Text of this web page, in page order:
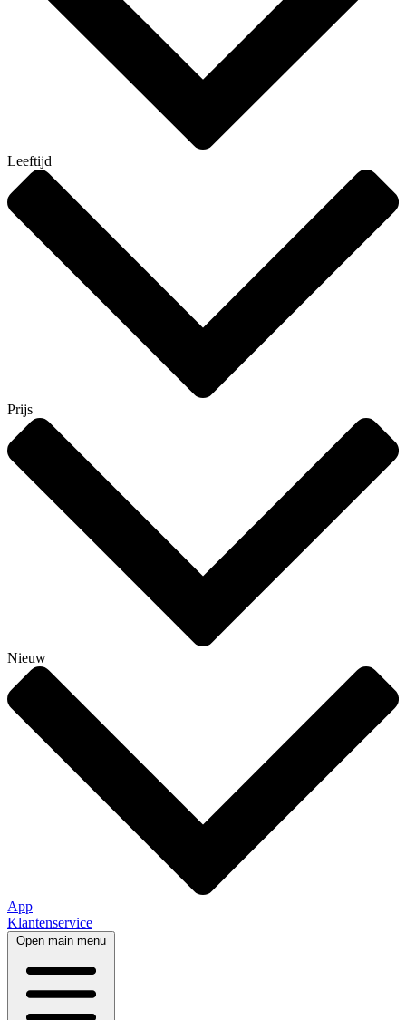
Leeftijd
Prijs
Nieuw
App
Klantenservice
Open main menu